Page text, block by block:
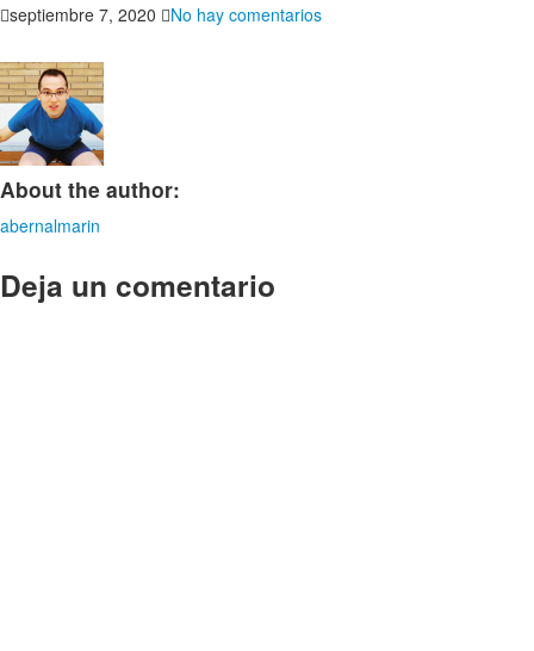
septiembre 7, 2020 No hay comentariosen
About the author:
abernalmarin
Deja un comentario